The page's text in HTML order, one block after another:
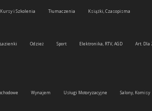
Kursy i Szkolenia Tłumaczenia Książki, Czasopisma
Odzież Sport Elektronika, RTV, AGD Art. Dla
Wynajem Usługi Motoryzacyjne Salony, Komisy